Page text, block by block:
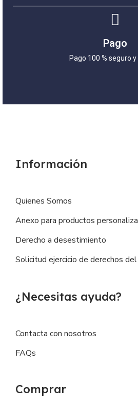
Pago
Pago 100 % seguro
Información
Quienes Somos
Anexo para productos
Derecho a desestimiento
Solicitud ejercicio de derechos
¿Necesitas ayuda?
Contacta con nosotros
FAQs
Comprar